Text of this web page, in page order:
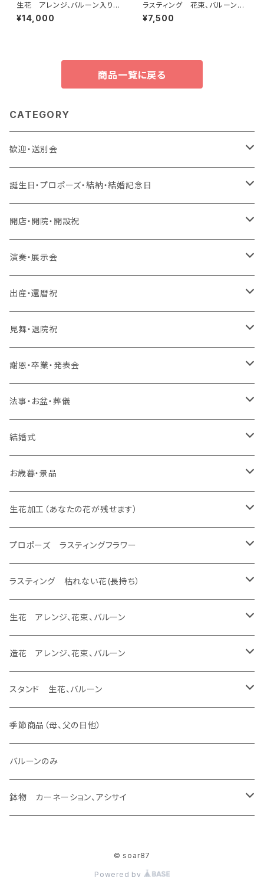
生花 アレンジ、バルーン入り
14
¥14,000
ラスティング 花束、バルーン
ウオームカラー
¥7,500
商品一覧に戻る
CATEGORY
歓迎・送別会
生花 アレンジ、花束、バルーン
生花 アレンジ、バルーン
生花 アレンジ
造花 アレンジ、花束、バルーン
ラスティング 花束、枯れない花
ラスティング アレンジ、枯れない花
バルーンのみ
誕生日・プロポーズ・結納・結婚記念日
生花 アレンジ、花束、バルーン
生花 アレンジ、バルーン
生花 アレンジ
造花 アレンジ、花束、バルーン
ラスティング 花束、枯れない花
ラスティング アレンジ、枯れない花
スタンド 生花
スタンド 生花、バルーン
バルーンのみ
プロポーズ ラスティングフラワー
ドーム
フレーム
開店・開院・開設祝
生花 アレンジ、花束、バルーン
生花 アレンジ、バルーン
生花 アレンジ
造花 アレンジ、花束、バルーン
ラスティング 花束、枯れない花
ラスティング アレンジ、枯れない花
スタンド 生花
スタンド 生花、バルーン
バルーンのみ
演奏・展示会
生花 アレンジ、花束、バルーン
生花 アレンジ、バルーン
生花 アレンジ
造花 アレンジ、花束、バルーン
ラスティング 花束、枯れない花
ラスティング アレンジ、枯れない花
スタンド 生花
スタンド 生花、バルーン
バルーンのみ
出産・還暦祝
生花 アレンジ、花束、バルーン
生花 アレンジ、バルーン
生花 アレンジ
造花 アレンジ、花束、バルーン
ラスティング 花束、枯れない花
ラスティング アレンジ、枯れない花
スタンド 生花
スタンド 生花、バルーン
バルーンのみ
見舞・退院祝
生花 アレンジ、花束、バルーン
生花 アレンジ、バルーン
生花 アレンジ
造花 アレンジ、花束、バルーン
ラスティング 花束、枯れない花
ラスティング アレンジ、枯れない花
スタンド 生花
スタンド 生花、バルーン
バルーンのみ
謝恩・卒業・発表会
生花 アレンジ、花束、バルーン
生花 アレンジ、バルーン
生花 アレンジ
造花 アレンジ、花束、バルーン
ラスティング 花束、枯れない花
ラスティング アレンジ、枯れない花
スタンド 生花
スタンド 生花、バルーン
バルーンのみ
法事・お盆・葬儀
生花 アレンジ、花束、バルーン
生花 アレンジ、バルーン
生花 アレンジ
造花 アレンジ、花束、バルーン
ラスティング 花束、枯れない花
ラスティング アレンジ、枯れない花
スタンド 生花
スタンド 生花、バルーン
バルーンのみ
結婚式
生花 アレンジ、花束、バルーン
生花 アレンジ、バルーン
生花 アレンジ
造花 アレンジ、花束、バルーン
ラスティング 花束、枯れない花
ラスティング アレンジ、枯れない花
スタンド 生花
スタンド 生花、バルーン
バルーンのみ
生花加工（あなたの花が残せます）
あなたの花が残せます ドーム
あなたの花が残せます フレーム
あなたの花が残せます エッチング
お歳暮・景品
生花 アレンジ、花束、バルーン
生花 アレンジ、バルーン
生花 アレンジ
造花 アレンジ、花束、バルーン
ラスティング 花束、枯れない花
ラスティング アレンジ、枯れない花
スタンド 生花
スタンド 生花、バルーン
バルーンのみ
生花加工（あなたの花が残せます）
あなたの花が残せます ドーム
あなたの花が残せます フレーム
あなたの花が残せます フラージュ
あなたの花が残せます エッチング
プロポーズ ラスティングフラワー
ドーム
フレーム
ラスティング 枯れない花(長持ち）
ラスティング アレンジ、バルーン
ラスティング 花束、バルーン
ラスティング アレンジ
ラスティング 花束
ラスティング 素材
生花 アレンジ、花束、バルーン
生花 アレンジ、バルーン
生花 アレンジ、ウェディング ヴーケ
生花 アレンジ
生花 花束、バルーン
生花 花束
造花 アレンジ、花束、バルーン
造花 アレンジ、バルーン
造花 アレンジ
造花 花束、バルーン
造花 花束
スタンド 生花、バルーン
スタンド 生花
スタンド 生花、バルーン
季節商品（母、父の日他）
バルーンのみ
鉢物 カーネーション、アシサイ
© soar87
Powered by